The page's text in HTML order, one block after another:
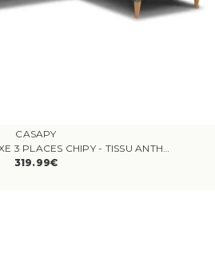
CASAPY
CANAPÉ D'ANGLE FIXE 3 PLACES CHIPY - TISSU ANTHRACITE - RÉVERSIBLE - L 192 X P 137 X H 82 CM - PIEDS NOIR
319.99€